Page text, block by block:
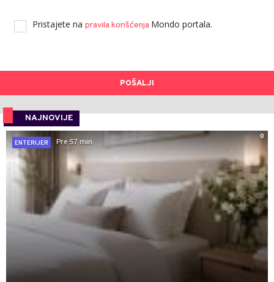
Pristajete na pravila korišćenja Mondo portala.
POŠALJI
NAJNOVIJE
0
ENTERIJER
Pre 57 min